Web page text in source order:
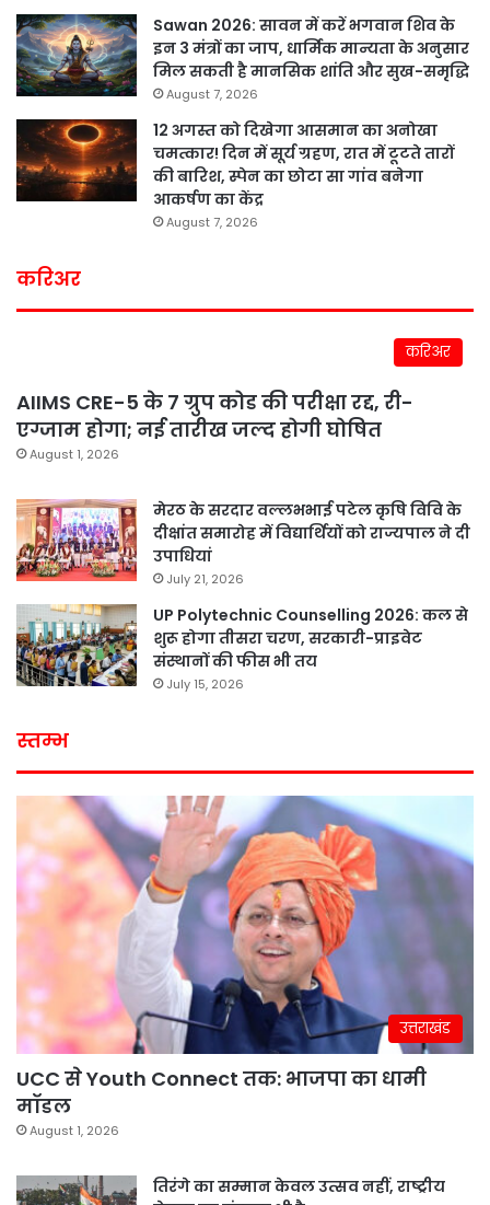
Sawan 2026: सावन में करें भगवान शिव के
इन 3 मंत्रों का जाप, धार्मिक मान्यता के अनुसार
मिल सकती है मानसिक शांति और सुख-समृद्धि
August 7, 2026
12 अगस्त को दिखेगा आसमान का अनोखा
चमत्कार! दिन में सूर्य ग्रहण, रात में टूटते तारों
की बारिश, स्पेन का छोटा सा गांव बनेगा
आकर्षण का केंद्र
August 7, 2026
करिअर
करिअर
AIIMS CRE-5 के 7 ग्रुप कोड की परीक्षा रद्द, री-
एग्जाम होगा; नई तारीख जल्द होगी घोषित
August 1, 2026
मेरठ के सरदार वल्लभभाई पटेल कृषि विवि के
दीक्षांत समारोह में विद्यार्थियों को राज्यपाल ने दी
उपाधियां
July 21, 2026
UP Polytechnic Counselling 2026: कल से
शुरू होगा तीसरा चरण, सरकारी-प्राइवेट
संस्थानों की फीस भी तय
July 15, 2026
स्तम्भ
उत्तराखंड
UCC से Youth Connect तक: भाजपा का धामी
मॉडल
August 1, 2026
तिरंगे का सम्मान केवल उत्सव नहीं, राष्ट्रीय